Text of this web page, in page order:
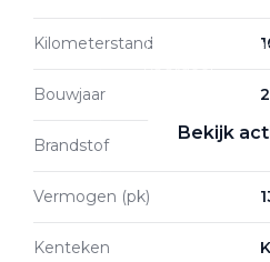
Profiteer van
voordeel
Bekijk
Kilometerstand
Bouwjaar
Brandstof
Vermogen (pk)
Kenteken